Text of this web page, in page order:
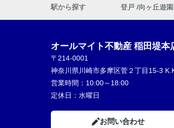
駅から探す
登戸 向ヶ丘遊園
オールマイト不動産 稲田堤本
〒214-0001
神奈川県川崎市多摩区菅２丁目15-3
営業時間： 10:00～18:00
定休日： 水曜日
お問い合わせ